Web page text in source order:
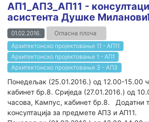
АП1_АП3_АП11 -
асистента Душке
01.02.2016.
Огласна плоча
Архитектонско пројектовање 11 - АП11
Архитектонско пројектовање 1 - AП1
Архитектонско пројектовање 3 - АП3
Понедељак (25.01.2016.) од 12.00-15.00
кабинет бр.8. Сриједа (27.01.2016.) од
часова, Кампус, кабинет бр.8. Додатни
консултација за предмете АП3 и АП11.